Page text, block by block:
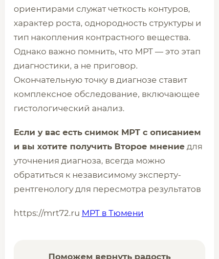
ориентирами служат четкость контуров,
характер роста, однородность структуры и
тип накопления контрастного вещества.
Однако важно помнить, что МРТ — это этап
диагностики, а не приговор.
Окончательную точку в диагнозе ставит
комплексное обследование, включающее
гистологический анализ.
Если у вас есть снимок МРТ с описанием
и вы хотите получить Второе мнение для
уточнения диагноза, всегда можно
обратиться к независимому эксперту-
рентгенологу для пересмотра результатов
https://mrt72.ru МРТ в Тюмени
Поможем вернуть радость